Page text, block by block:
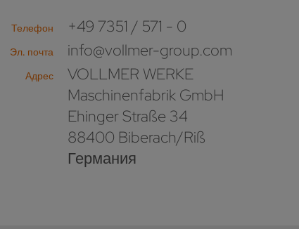
Телефон +49 7351 / 571 - 0
Эл. почта info@vollmer-group.com
Адрес
VOLLMER WERKE
Maschinenfabrik GmbH
Ehinger Straße 34
88400 Biberach/Riß
Германия